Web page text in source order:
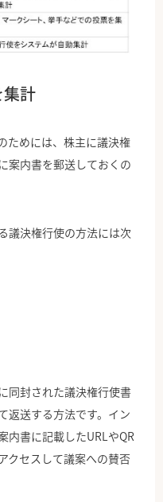
計
ためには、株主に議決権
案内書を郵送しておくの
議決権行使の方法には次
同封された議決権行使書
返送する方法です。イン
内書に記載したURLやQR
クセスして議案への賛否